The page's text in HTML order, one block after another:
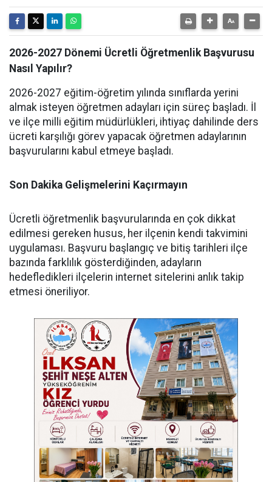
2026-2027 Dönemi Ücretli Öğretmenlik Başvurusu
Nasıl Yapılır?
2026-2027 eğitim-öğretim yılında sınıflarda yerini
almak isteyen öğretmen adayları için süreç başladı. İl
ve ilçe milli eğitim müdürlükleri, ihtiyaç dahilinde ders
ücreti karşılığı görev yapacak öğretmen adaylarının
başvurularını kabul etmeye başladı.
Son Dakika Gelişmelerini Kaçırmayın
Ücretli öğretmenlik başvurularında en çok dikkat
edilmesi gereken husus, her ilçenin kendi takvimini
uygulaması. Başvuru başlangıç ve bitiş tarihleri ilçe
bazında farklılık gösterdiğinden, adayların
hedefledikleri ilçelerin internet sitelerini anlık takip
etmesi öneriliyor.